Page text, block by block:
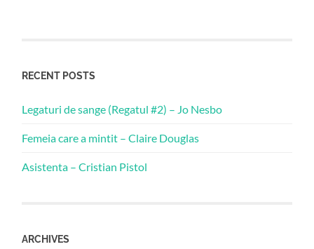
RECENT POSTS
Legaturi de sange (Regatul #2) – Jo Nesbo
Femeia care a mintit – Claire Douglas
Asistenta – Cristian Pistol
ARCHIVES